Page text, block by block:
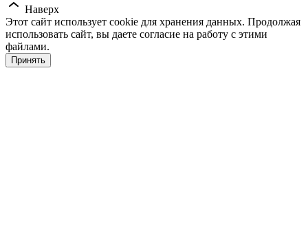
Наверх
Этот сайт использует cookie для хранения данных. Продолжая
использовать сайт, вы даете согласие на работу с этими
файлами.
Принять